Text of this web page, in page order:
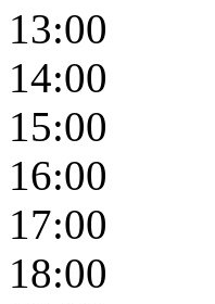
13:00
14:00
15:00
16:00
17:00
18:00